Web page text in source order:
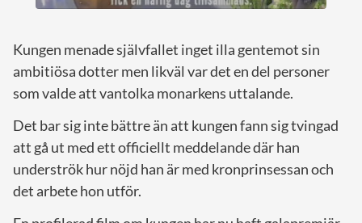
Kungen menade självfallet inget illa gentemot sin
ambitiösa dotter men likväl var det en del personer
som valde att vantolka monarkens uttalande.
Det bar sig inte bättre än att kungen fann sig tvingad
att gå ut med ett officiellt meddelande där han
underströk hur nöjd han är med kronprinsessan och
det arbete hon utför.